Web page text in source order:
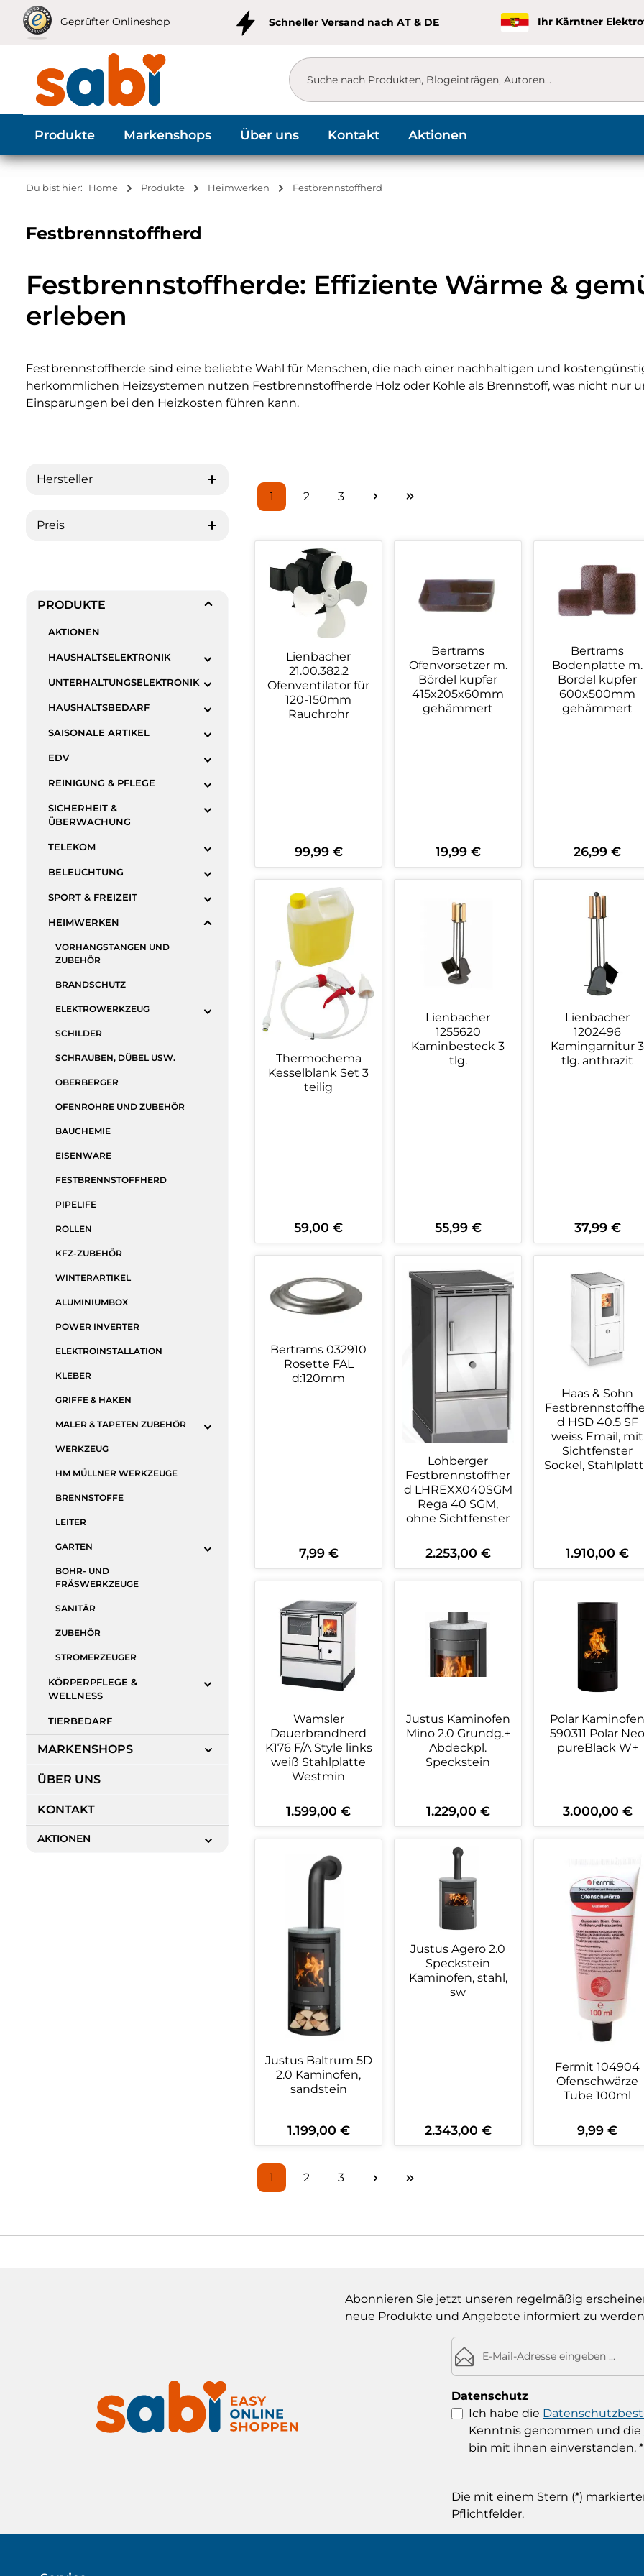
Hauptinhalt springen
Zur Suche springen
Zur Hauptnavigation springen
Geprüfter Onlineshop Schneller Versand nach AT & DE Ihr Kärntner
Produkte Markenshops Über uns Kontakt Aktionen
Du bist hier: Home Produkte Heimwerken Festbrennstoffherd
Festbrennstoffherd
Festbrennstoffherde: Effiziente Wärme &
erleben
Festbrennstoffherde sind eine beliebte Wahl für Menschen, die nach einer nachhaltigen und
herkömmlichen Heizsystemen nutzen Festbrennstoffherde Holz oder Kohle als Brennstoff, was nicht nur
Einsparungen bei den Heizkosten führen kann.
Hersteller
Preis
PRODUKTE
AKTIONEN
HAUSHALTSELEKTRONIK
UNTERHALTUNGSELEKTRONIK
HAUSHALTSBEDARF
SAISONALE ARTIKEL
EDV
REINIGUNG & PFLEGE
SICHERHEIT &
ÜBERWACHUNG
TELEKOM
BELEUCHTUNG
SPORT & FREIZEIT
HEIMWERKEN
VORHANGSTANGEN UND
ZUBEHÖR
BRANDSCHUTZ
ELEKTROWERKZEUG
SCHILDER
SCHRAUBEN, DÜBEL USW.
OBERBERGER
OFENROHRE UND ZUBEHÖR
BAUCHEMIE
EISENWARE
FESTBRENNSTOFFHERD
PIPELIFE
ROLLEN
KFZ-ZUBEHÖR
WINTERARTIKEL
ALUMINIUMBOX
POWER INVERTER
ELEKTROINSTALLATION
KLEBER
GRIFFE & HAKEN
MALER & TAPETEN ZUBEHÖR
WERKZEUG
HM MÜLLNER WERKZEUGE
BRENNSTOFFE
LEITER
GARTEN
BOHR- UND
FRÄSWERKZEUGE
SANITÄR
ZUBEHÖR
STROMERZEUGER
KÖRPERPFLEGE &
WELLNESS
TIERBEDARF
MARKENSHOPS
ÜBER UNS
KONTAKT
AKTIONEN
Seite
1
Seite
2
Seite
3
Lienbacher
21.00.382.2
Ofenventilator für
120-150mm
Rauchrohr
Regulärer Preis:
99,99 €
Produkt Anzahl: Gib den gewünschten
Bertrams
Ofenvorsetzer m.
Bördel kupfer
415x205x60mm
gehämmert
Regulärer Preis:
19,99 €
Produkt Anzahl: Gib den
Bertrams
Bodenplatte m.
Bördel kupfer
600x500mm
gehämmert
Regulärer Preis:
26,99 €
Produkt
Thermochema
Kesselblank Set 3
teilig
Regulärer Preis:
59,00 €
Produkt Anzahl: Gib den gewünschten
Lienbacher
1255620
Kaminbesteck 3
tlg.
Regulärer Preis:
55,99 €
Produkt Anzahl: Gib den
Lienbacher
1202496
Kamingarnitur 3
tlg. anthrazit
Regulärer Preis:
37,99 €
Produkt
Bertrams 032910
Rosette FAL
d:120mm
Regulärer Preis:
7,99 €
Produkt Anzahl: Gib den gewünschten
Lohberger
Festbrennstoffher
d LHREXX040SGM
Rega 40 SGM,
ohne Sichtfenster
Regulärer Preis:
2.253,00 €
Produkt Anzahl: Gib den
Haas & Sohn
d HSD 40.5 SF
weiss Email, mit
Sichtfenster
Sockel,
Regulärer Preis:
1.910,00 €
Produkt
Wamsler
Dauerbrandherd
K176 F/A Style links
weiß Stahlplatte
Westmin
Regulärer Preis:
1.599,00 €
Produkt Anzahl: Gib den gewünschten
Justus Kaminofen
Mino 2.0 Grundg.+
Abdeckpl.
Speckstein
Regulärer Preis:
1.229,00 €
Produkt Anzahl: Gib den
Polar Kaminofen
590311 Polar Neo
pureBlack W+
Regulärer Preis:
3.000,00 €
Produkt
Justus Baltrum 5D
2.0 Kaminofen,
sandstein
Regulärer Preis:
1.199,00 €
Produkt Anzahl: Gib den gewünschten
Justus Agero 2.0
Speckstein
Kaminofen, stahl,
sw
Regulärer Preis:
2.343,00 €
Produkt Anzahl: Gib den
Fermit 104904
Ofenschwärze
Tube 100ml
Regulärer Preis:
9,99 €
Seite
1
Seite
2
Seite
3
Abonnieren Sie jetzt unseren regelmäßig
neue Produkte und Angebote informiert zu
E-Mail-Adresse*
Datenschutz
Ich habe die
Kenntnis genommen und die
bin mit ihnen einverstanden. *
Die mit einem Stern (*)
Pflichtfelder.